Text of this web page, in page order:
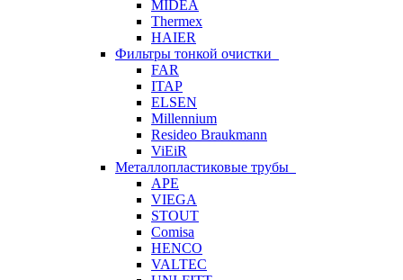
MIDEA
Thermex
HAIER
Фильтры тонкой очистки
FAR
ITAP
ELSEN
Millennium
Resideo Braukmann
ViEiR
Металлопластиковые трубы
APE
VIEGA
STOUT
Comisa
HENCO
VALTEC